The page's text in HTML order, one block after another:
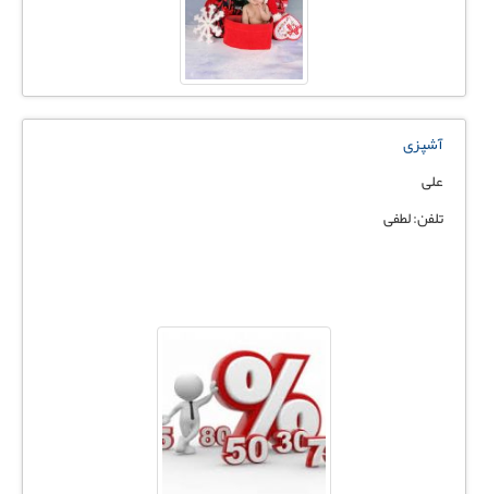
آشپزی
علی
تلفن: لطفی